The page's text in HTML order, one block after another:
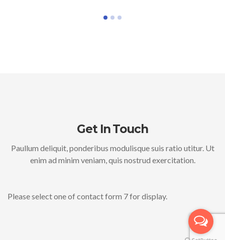
Get In Touch
Paullum deliquit, ponderibus modulisque suis ratio utitur. Ut
enim ad minim veniam, quis nostrud exercitation.
Please select one of contact form 7 for display.